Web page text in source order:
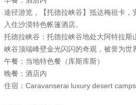
途径游览，【托德拉峡谷】抵达梅祖卡，
入住沙漠特色帐篷酒店。
托德拉峡谷：托德拉峡谷地处大阿特拉
峡谷顶端峰壁金光闪闪的奇观，被誉为世
午餐：当地特色餐（库斯库斯）
晚餐：酒店内
住宿：Caravanserai luxury desert